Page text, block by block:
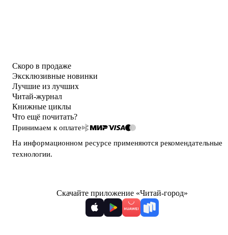
Скоро в продаже
Эксклюзивные новинки
Лучшие из лучших
Читай-журнал
Книжные циклы
Что ещё почитать?
Принимаем к оплате
На информационном ресурсе применяются рекомендательные
технологии.
Скачайте приложение «Читай-город»